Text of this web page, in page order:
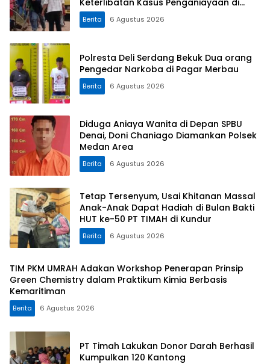
Keterlibatan Kasus Penganiayaan di
Dusun Balaka
Berita 6 Agustus 2026
Polresta Deli Serdang Bekuk Dua orang
Pengedar Narkoba di Pagar Merbau
Berita 6 Agustus 2026
Diduga Aniaya Wanita di Depan SPBU
Denai, Doni Chaniago Diamankan Polsek
Medan Area
Berita 6 Agustus 2026
Tetap Tersenyum, Usai Khitanan Massal
Anak-Anak Dapat Hadiah di Bulan Bakti
HUT ke-50 PT TIMAH di Kundur
Berita 6 Agustus 2026
TIM PKM UMRAH Adakan Workshop Penerapan Prinsip
Green Chemistry dalam Praktikum Kimia Berbasis
Kemaritiman
Berita 6 Agustus 2026
PT Timah Lakukan Donor Darah Berhasil
Kumpulkan 120 Kantong